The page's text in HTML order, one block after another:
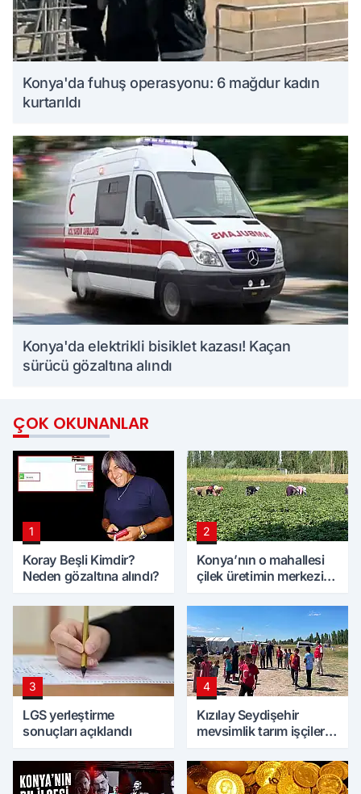
Konya'da fuhuş operasyonu: 6 mağdur kadın
kurtarıldı
Konya'da elektrikli bisiklet kazası! Kaçan
sürücü gözaltına alındı
ÇOK OKUNANLAR
1
Koray Beşli Kimdir?
Neden gözaltına alındı?
2
Konya’nın o mahallesi
çilek üretimin merkezi
3
LGS yerleştirme
sonuçları açıklandı
4
Kızılay Seydişehir
mevsimlik tarım işçilerini